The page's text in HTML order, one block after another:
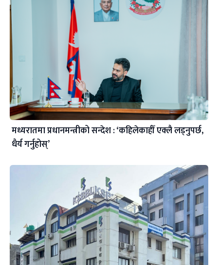
मध्यरातमा प्रधानमन्त्रीको सन्देश : ‘कहिलेकाहीँ एक्लै लड्नुपर्छ,
धैर्य गर्नुहोस्’